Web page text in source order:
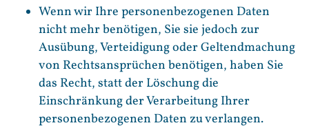
Wenn wir Ihre personenbezogenen Daten
nicht mehr benötigen, Sie sie jedoch zur
Ausübung, Verteidigung oder Geltendmachung
von Rechtsansprüchen benötigen, haben Sie
das Recht, statt der Löschung die
Einschränkung der Verarbeitung Ihrer
personenbezogenen Daten zu verlangen.